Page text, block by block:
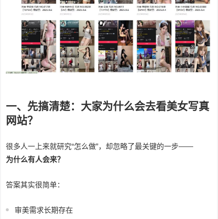
一、先搞清楚：大家为什么会去看美女写真
网站？
很多人一上来就研究“怎么做”，却忽略了最关键的一步——
为什么有人会来？
答案其实很简单：
审美需求长期存在